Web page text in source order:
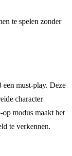
te spelen zonder
een must-play. Deze
character
op modus maakt het
te verkennen.